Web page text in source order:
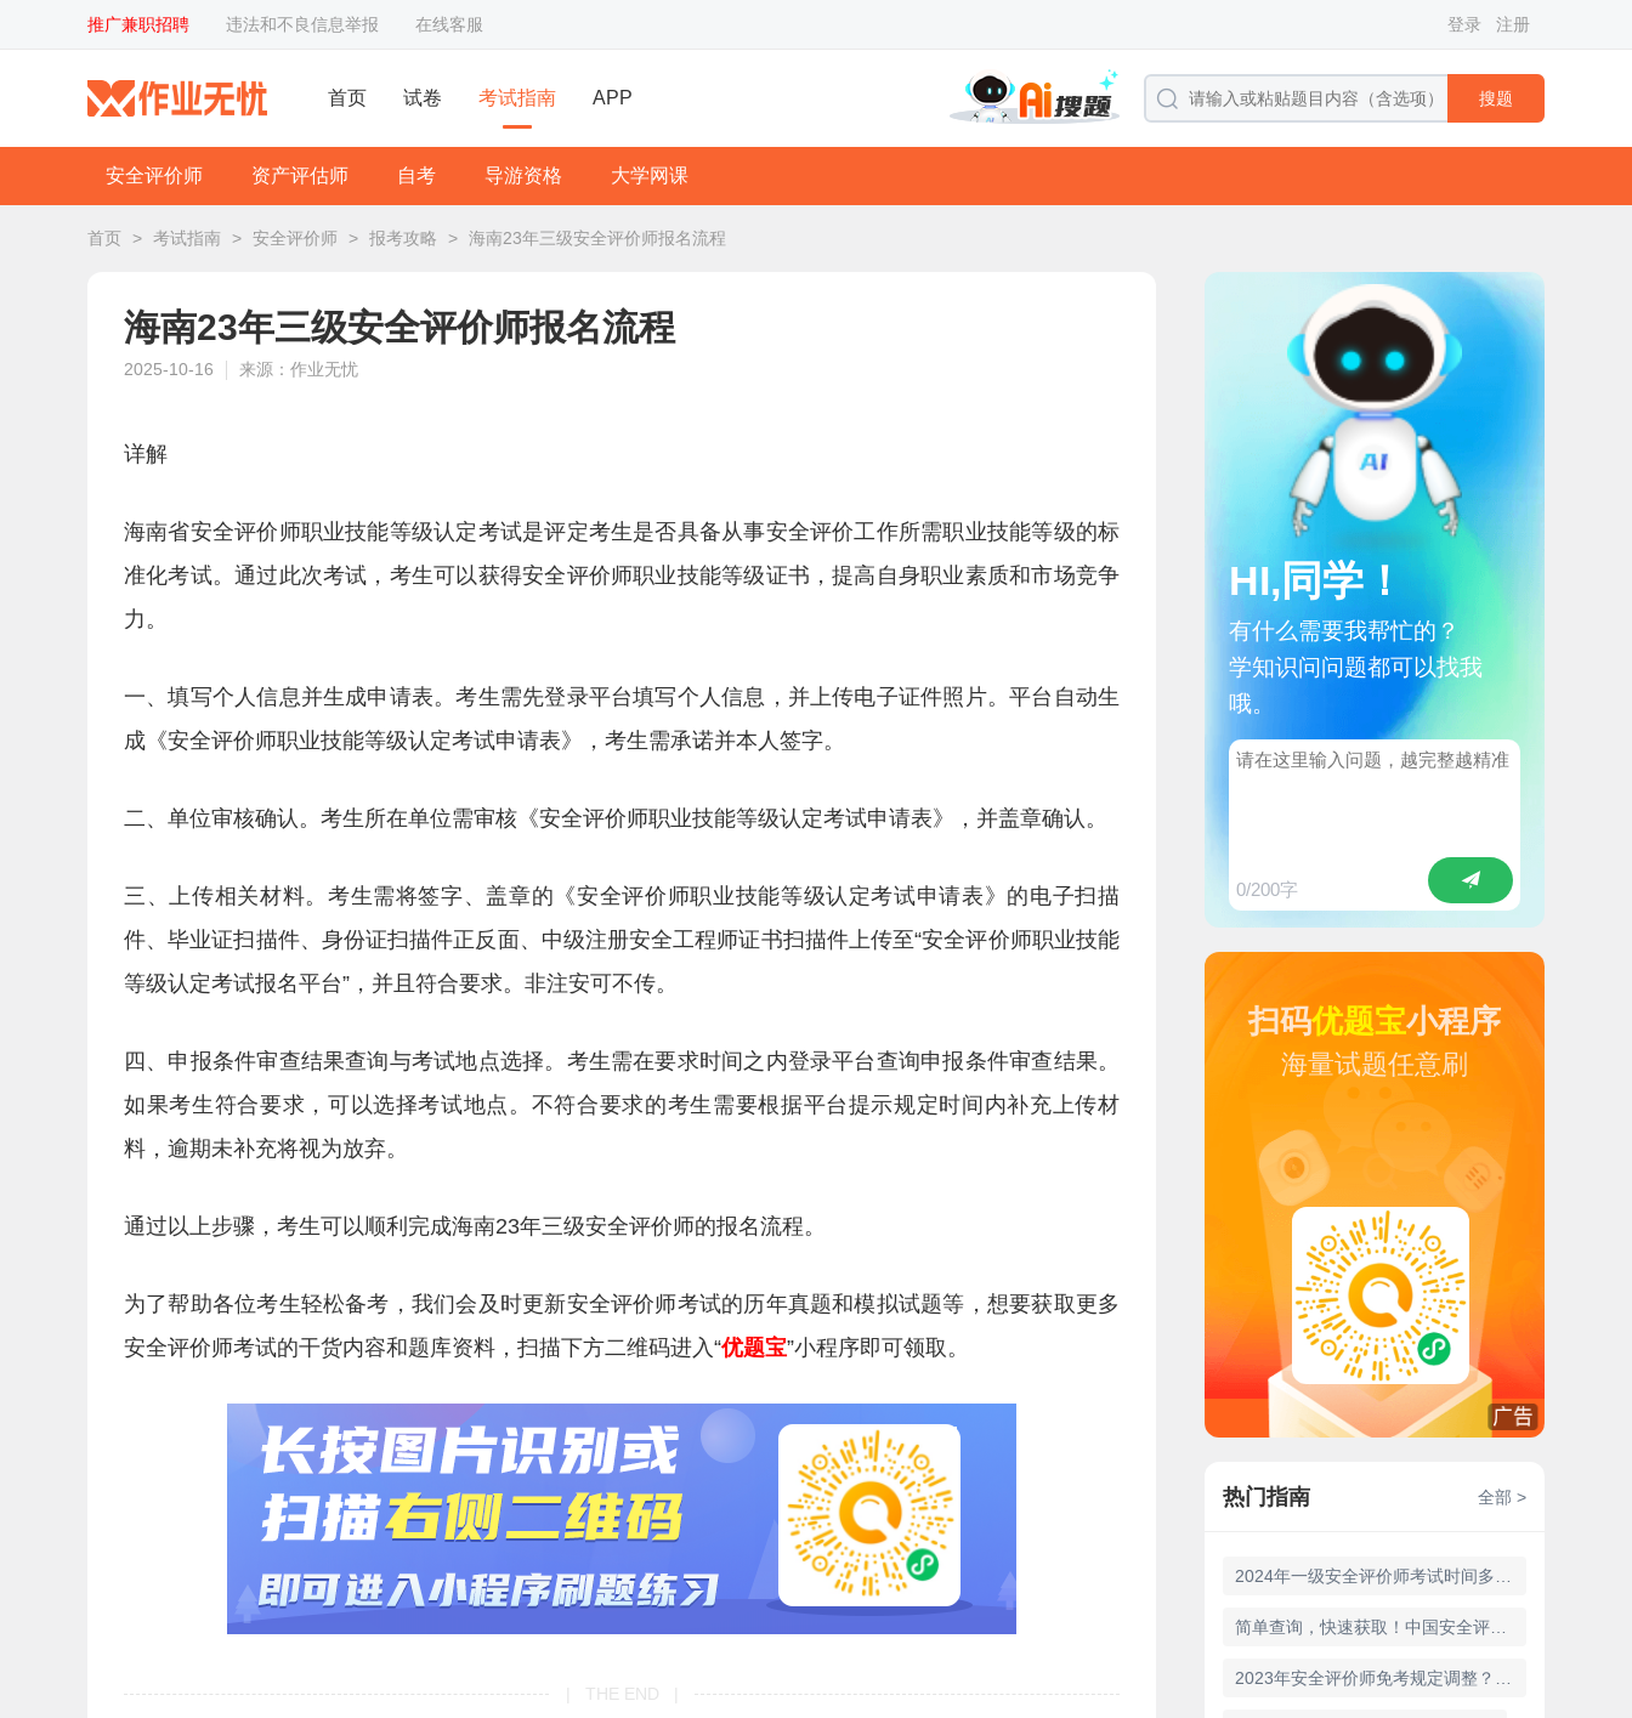
推广兼职招聘 违法和不良信息举报 在线客服 登录 注册
首页 试卷 考试指南 APP 搜题
安全评价师 资产评估师 自考 导游资格 大学网课
首页 > 考试指南 > 安全评价师 > 报考攻略 > 海南23年三级安全评价师报名流程
海南23年三级安全评价师报名流程
2025-10-16 来源：作业无忧
详解
海南省安全评价师职业技能等级认定考试是评定考生是否具备从事安全评价工作所需职业技能等级的标
准化考试。通过此次考试，考生可以获得安全评价师职业技能等级证书，提高自身职业素质和市场竞争
力。
一、填写个人信息并生成申请表。考生需先登录平台填写个人信息，并上传电子证件照片。平台自动生
成《安全评价师职业技能等级认定考试申请表》，考生需承诺并本人签字。
二、单位审核确认。考生所在单位需审核《安全评价师职业技能等级认定考试申请表》，并盖章确认。
三、上传相关材料。考生需将签字、盖章的《安全评价师职业技能等级认定考试申请表》的电子扫描
件、毕业证扫描件、身份证扫描件正反面、中级注册安全工程师证书扫描件上传至“安全评价师职业技能
等级认定考试报名平台”，并且符合要求。非注安可不传。
四、申报条件审查结果查询与考试地点选择。考生需在要求时间之内登录平台查询申报条件审查结果。
如果考生符合要求，可以选择考试地点。不符合要求的考生需要根据平台提示规定时间内补充上传材
料，逾期未补充将视为放弃。
通过以上步骤，考生可以顺利完成海南23年三级安全评价师的报名流程。
为了帮助各位考生轻松备考，我们会及时更新安全评价师考试的历年真题和模拟试题等，想要获取更多
安全评价师考试的干货内容和题库资料，扫描下方二维码进入“优题宝”小程序即可领取。
| THE END |
HI,同学！
有什么需要我帮忙的？
学知识问问题都可以找我
哦。
0/200字
扫码优题宝小程序
海量试题任意刷
热门指南 全部 >